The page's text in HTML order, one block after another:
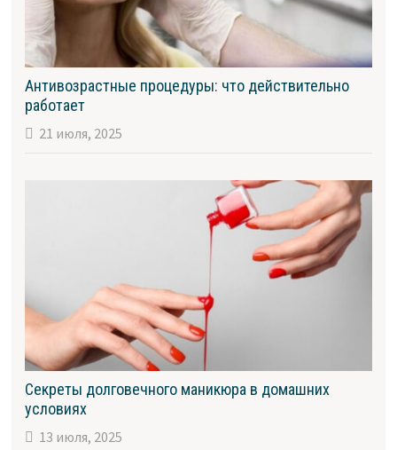
Антивозрастные процедуры: что действительно
работает
21 июля, 2025
Секреты долговечного маникюра в домашних
условиях
13 июля, 2025